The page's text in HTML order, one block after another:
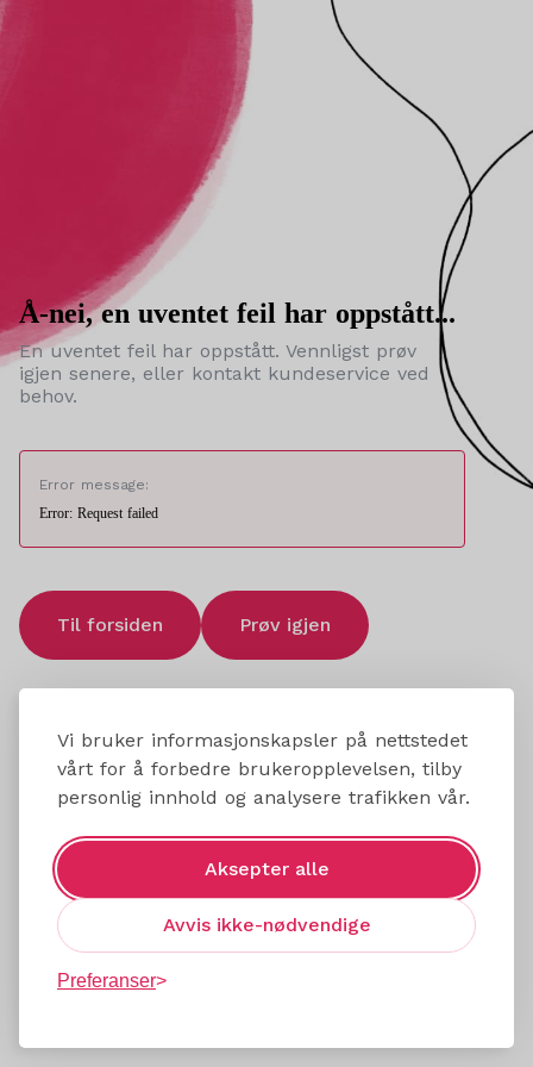
Vi bruker informasjonskapsler på nettstedet
vårt for å forbedre brukeropplevelsen, tilby
personlig innhold og analysere trafikken vår.
Aksepter alle
Avvis ikke-nødvendige
Preferanser
Å-nei, en uventet feil har oppstått...
En uventet feil har oppstått. Vennligst prøv
igjen senere, eller kontakt kundeservice ved
behov.
Error message:
Error: Request failed
Til forsiden Prøv igjen